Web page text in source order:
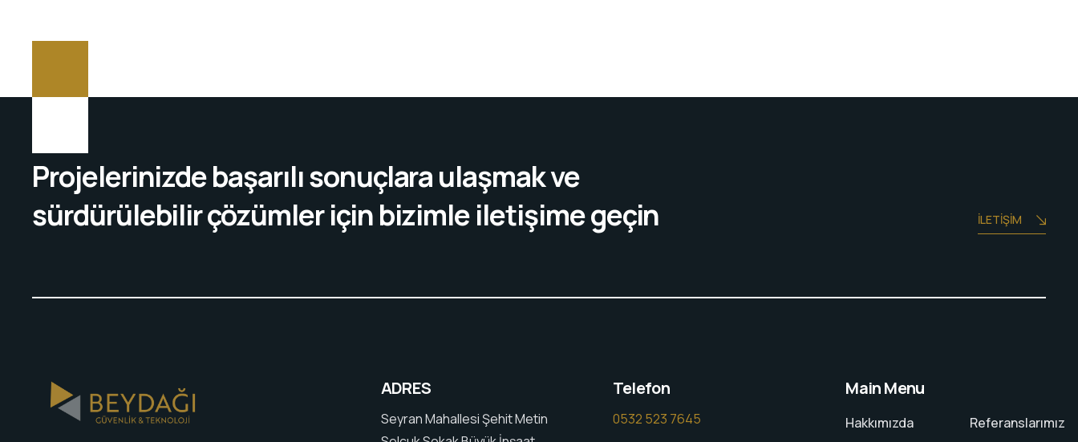
Projelerinizde başarılı sonuçlara ulaşmak ve
sürdürülebilir çözümler için bizimle iletişime geçin
İLETIŞIM
ADRES
Seyran Mahallesi Şehit Metin
Telefon
0532 523 7645
Main Menu
Hakkımızda Referanslarımız